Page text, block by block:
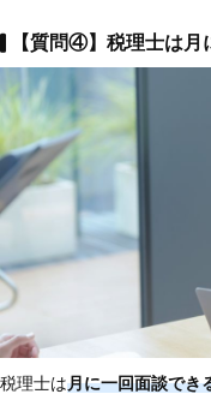
【質問④】税理士は月
税理士は月に一回面談でき